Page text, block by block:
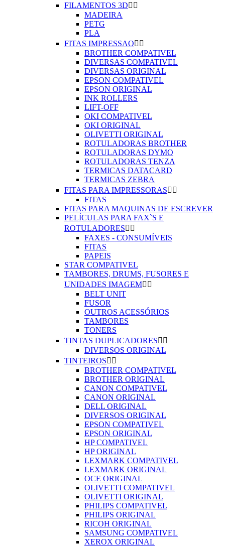
FILAMENTOS 3D 
MADEIRA
PETG
PLA
FITAS IMPRESSAO 
BROTHER COMPATIVEL
DIVERSAS COMPATIVEL
DIVERSAS ORIGINAL
EPSON COMPATIVEL
EPSON ORIGINAL
INK ROLLERS
LIFT-OFF
OKI COMPATIVEL
OKI ORIGINAL
OLIVETTI ORIGINAL
ROTULADORAS BROTHER
ROTULADORAS DYMO
ROTULADORAS TENZA
TERMICAS DATACARD
TERMICAS ZEBRA
FITAS PARA IMPRESSORAS 
FITAS
FITAS PARA MAQUINAS DE ESCREVER
PELÍCULAS PARA FAX`S E
ROTULADORES 
FAXES - CONSUMÍVEIS
FITAS
PAPEIS
STAR COMPATIVEL
TAMBORES, DRUMS, FUSORES E
UNIDADES IMAGEM 
BELT UNIT
FUSOR
OUTROS ACESSÓRIOS
TAMBORES
TONERS
TINTAS DUPLICADORES 
DIVERSOS ORIGINAL
TINTEIROS 
BROTHER COMPATIVEL
BROTHER ORIGINAL
CANON COMPATIVEL
CANON ORIGINAL
DELL ORIGINAL
DIVERSOS ORIGINAL
EPSON COMPATIVEL
EPSON ORIGINAL
HP COMPATIVEL
HP ORIGINAL
LEXMARK COMPATIVEL
LEXMARK ORIGINAL
OCE ORIGINAL
OLIVETTI COMPATIVEL
OLIVETTI ORIGINAL
PHILIPS COMPATIVEL
PHILIPS ORIGINAL
RICOH ORIGINAL
SAMSUNG COMPATIVEL
XEROX ORIGINAL